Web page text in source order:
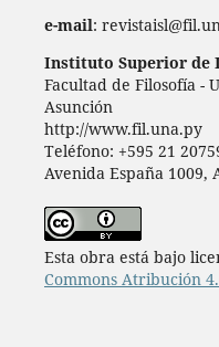
e-mail:
Instituto Superior de
Facultad de Filosofía -
Asunción
http://www.fil.una.py
Teléfono: +595 21
Avenida España 1009,
Esta obra está bajo
Commons Atribución